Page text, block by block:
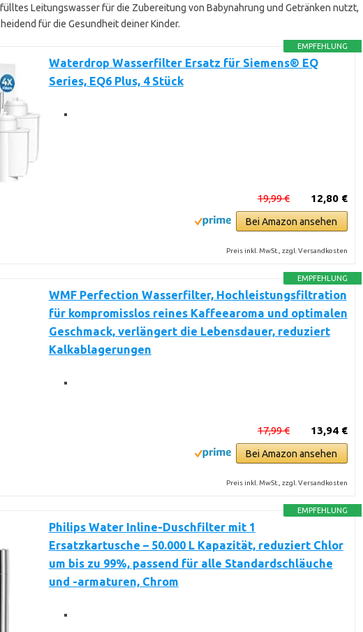
Leitungswasser für die Zubereitung von Babynahrung und Getränken nutzt,
für die Gesundheit deiner Kinder.
EMPFEHLUNG
Waterdrop Wasserfilter Ersatz für Siemens® EQ
Series, EQ6 Plus, 4 Stück
12,80 €
19,99 €
Bei Amazon ansehen
Preis inkl. MwSt., zzgl. Versandkosten
EMPFEHLUNG
WMF Perfection Wasserfilter, Hochleistungsfiltration
für kompromisslos reines Kaffeearoma und optimalen
Geschmack, verlängert die Lebensdauer, reduziert
Kalkablagerungen
13,94 €
17,99 €
Bei Amazon ansehen
Preis inkl. MwSt., zzgl. Versandkosten
EMPFEHLUNG
Philips Water Inline-Duschfilter mit 1
Ersatzkartusche – 50.000 L Kapazität, reduziert Chlor
um bis zu 99%, passend für alle Standardschläuche
und -armaturen, Chrom